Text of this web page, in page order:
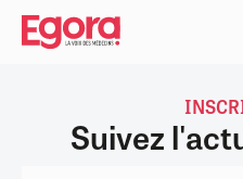
Aller
contenu
Suivez